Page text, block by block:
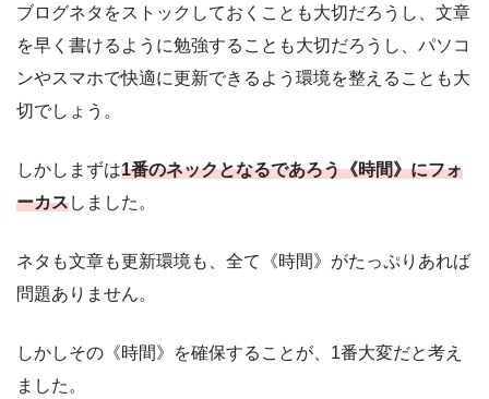
ブログネタをストックしておくことも大切だろうし、文章
を早く書けるように勉強することも大切だろうし、パソコ
ンやスマホで快適に更新できるよう環境を整えることも大
切でしょう。
しかしまずは1番のネックとなるであろう《時間》にフォ
ーカスしました。
ネタも文章も更新環境も、全て《時間》がたっぷりあれば
問題ありません。
しかしその《時間》を確保することが、1番大変だと考え
ました。